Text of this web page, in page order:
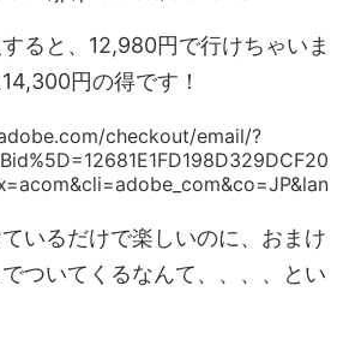
ると、12,980円で行けちゃいま
円の得です！
checkout/email/?
いるだけで楽しいのに、おまけ
ついてくるなんて、、、、とい